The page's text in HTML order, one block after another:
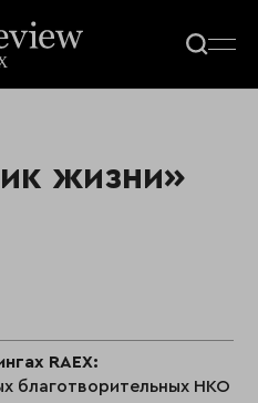
жизни»
RAEX:
благотворительных НКО